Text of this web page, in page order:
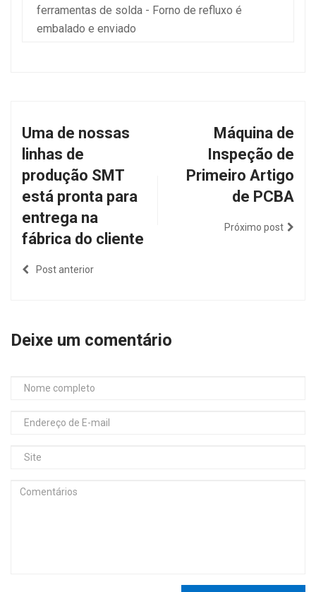
ferramentas de solda - Forno de refluxo é
embalado e enviado
Uma de nossas
linhas de
produção SMT
está pronta para
entrega na
fábrica do cliente
Post anterior
Máquina de
Inspeção de
Primeiro Artigo
de PCBA
Próximo post
Deixe um comentário